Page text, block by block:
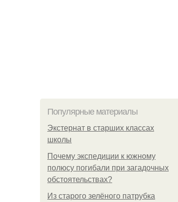
Популярные материалы
Экстернат в старших классах
школы
Почему экспедиции к южному
полюсу погибали при загадочных
обстоятельствах?
Из старого зелёного патрубка